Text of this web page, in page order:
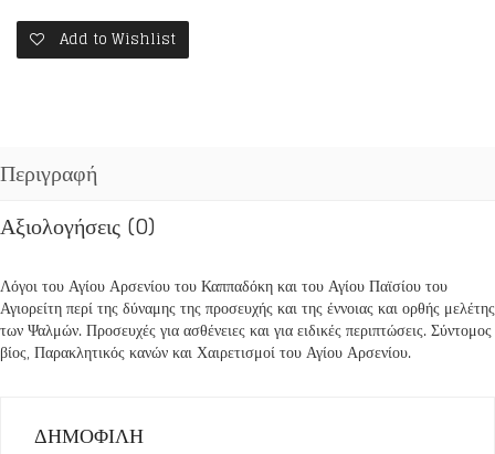
ΔΥΝΑΜΗ
ΤΩΝ
ΨΑΛΜΩΝ
Add to Wishlist
Περιγραφή
Αξιολογήσεις (0)
Λόγοι του Αγίου Αρσενίου του Καππαδόκη και του Αγίου Παϊσίου του
Αγιορείτη περί της δύναμης της προσευχής και της έννοιας και ορθής μελέτης
των Ψαλμών. Προσευχές για ασθένειες και για ειδικές περιπτώσεις. Σύντομος
βίος, Παρακλητικός κανών και Χαιρετισμοί του Αγίου Αρσενίου.
ΔΗΜΟΦΙΛΗ